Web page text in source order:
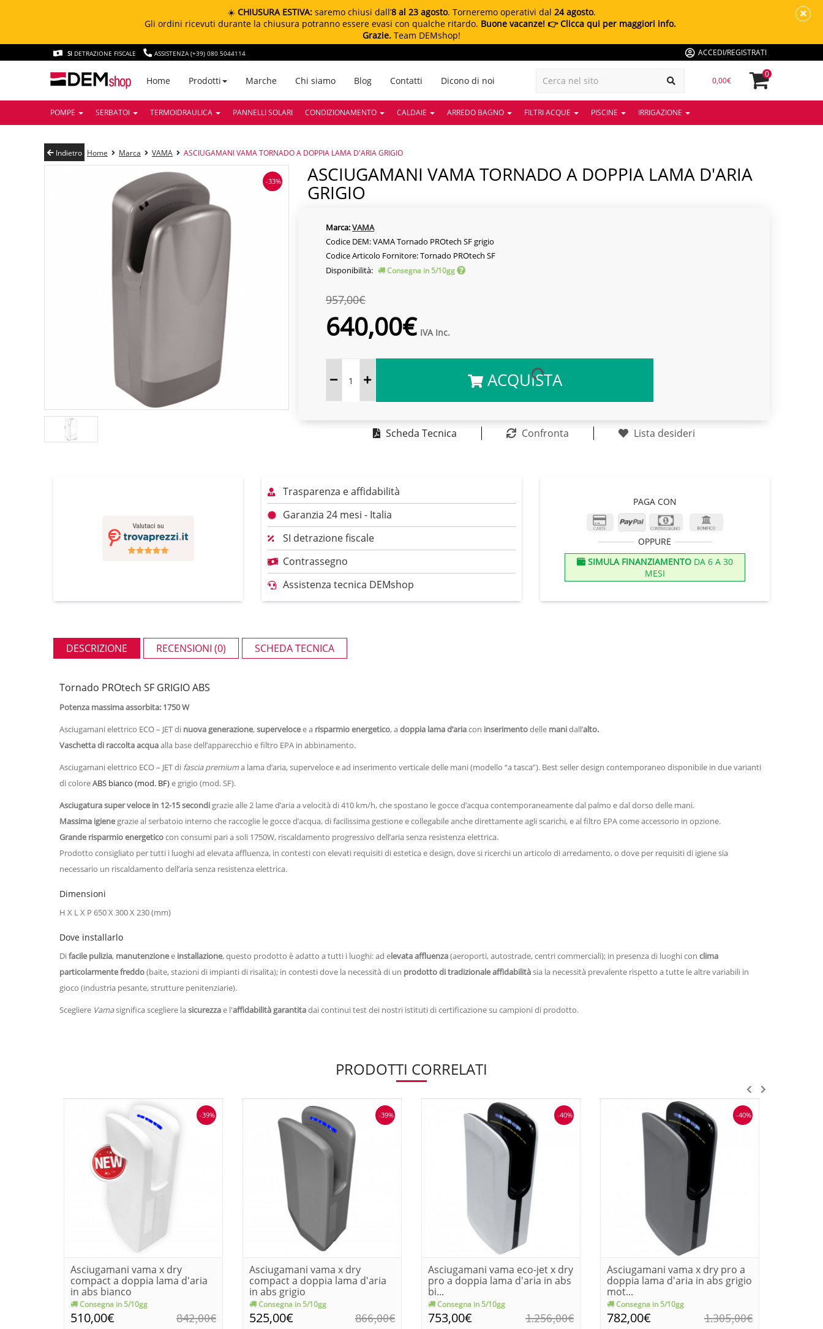
☀️ CHIUSURA ESTIVA: saremo chiusi dall’8 al 23 agosto. Torneremo operativi dal 24 agosto.
Gli ordini ricevuti durante la chiusura potranno essere evasi con qualche ritardo. Buone vacanze! 👉 Clicca qui per maggiori info.
Grazie. Team DEMshop!
SI DETRAZIONE FISCALE ASSISTENZA (+39) 080 5044114 ACCEDI/REGISTRATI
Home Prodotti Marche Chi siamo Blog Contatti Dicono di noi 0,00€
0
POMPE SERBATOI TERMOIDRAULICA PANNELLI SOLARI CONDIZIONAMENTO CALDAIE ARREDO BAGNO FILTRI ACQUE PISCINE IRRIGAZIONE
Indietro Home Marca VAMA ASCIUGAMANI VAMA TORNADO A DOPPIA LAMA D'ARIA GRIGIO
-33% ASCIUGAMANI VAMA TORNADO A DOPPIA LAMA D'ARIA
GRIGIO
Marca:VAMA
Codice DEM: VAMA Tornado PROtech SF grigio
Codice Articolo Fornitore: Tornado PROtech SF
Disponibilità:
Consegna in 5/10gg
957,00€
640,00€ IVA Inc.
ACQUISTA
Scheda Tecnica Confronta Lista desideri
Trasparenza e affidabilità
Garanzia 24 mesi - Italia
SI detrazione fiscale
Contrassegno
Assistenza tecnica DEMshop
PAGA CON
OPPURE
SIMULA FINANZIAMENTODA 6 A 30
MESI
DESCRIZIONE RECENSIONI (0) SCHEDA TECNICA
Tornado PROtech SF GRIGIO ABS
Potenza massima assorbita: 1750 W
Asciugamani elettrico ECO – JET di nuova generazione,supervelocee a risparmio energetico,adoppia lama d’ariacon inserimentodelle manidall’alto.
Vaschetta di raccolta acquaalla base dell’apparecchio e filtro EPA in abbinamento.
Asciugamani elettrico ECO – JET di fascia premiuma lama d’aria, superveloce e ad inserimento verticale delle mani (modello “a tasca”). Best seller design contemporaneo disponibile in due varianti
di coloreABS bianco (mod. BF)e grigio (mod. SF).
Asciugatura super veloce in 12-15 secondi grazie alle 2 lame d’aria a velocità di 410 km/h, che spostano le gocce d’acqua contemporaneamente dal palmo e dal dorso delle mani.
Massima igiene grazie al serbatoio interno che raccoglie le gocce d’acqua, di facilissima gestione e collegabile anche direttamente agli scarichi, e al filtro EPA come accessorio in opzione.
Grande risparmio energeticocon consumi pari a soli 1750W, riscaldamento progressivo dell’aria senza resistenza elettrica.
Prodotto consigliato per tutti i luoghi ad elevata affluenza, in contesti con elevati requisiti di estetica e design, dove si ricerchi un articolo di arredamento, o dove per requisiti di igiene sia
necessario un riscaldamento dell’aria senza resistenza elettrica.
Dimensioni
H X L X P 650 X 300 X 230 (mm)
Dove installarlo
Difacile pulizia, manutenzionee installazione, questo prodotto è adatto a tutti i luoghi: ad elevata affluenza(aeroporti, autostrade, centri commerciali); in presenza di luoghi con clima
particolarmente freddo(baite, stazioni di impianti di risalita); in contesti dove la necessità di un prodotto di tradizionaleaffidabilitàsia la necessità prevalente rispetto a tutte le altre variabili in
gioco (industria pesante, strutture penitenziarie).
Scegliere Vamasignifica scegliere lasicurezzae l'affidabilità garantitadai continui test dei nostri istituti di certificazione su campioni di prodotto.
PRODOTTI CORRELATI
-39%
Asciugamani vama x dry
compact a doppia lama d'aria
in abs bianco
Consegna in 5/10gg
510,00€ 842,00€
-39%
Asciugamani vama x dry
compact a doppia lama d'aria
in abs grigio
Consegna in 5/10gg
525,00€ 866,00€
-40%
Asciugamani vama eco-jet x dry
pro a doppia lama d'aria in abs
bi...
Consegna in 5/10gg
753,00€ 1.256,00€
-40%
Asciugamani vama x dry pro a
doppia lama d'aria in abs grigio
mot...
Consegna in 5/10gg
782,00€ 1.305,00€